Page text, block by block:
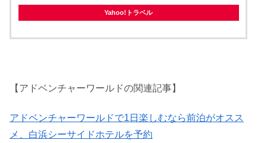
Yahoo!トラベル
【アドベンチャーワールドの関連記事】
アドベンチャーワールドで1日楽しむなら前泊がオスス
メ、白浜シーサイドホテルを予約